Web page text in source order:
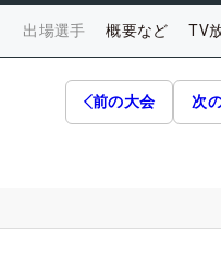
出場選手 概要など TV
前の大会 次